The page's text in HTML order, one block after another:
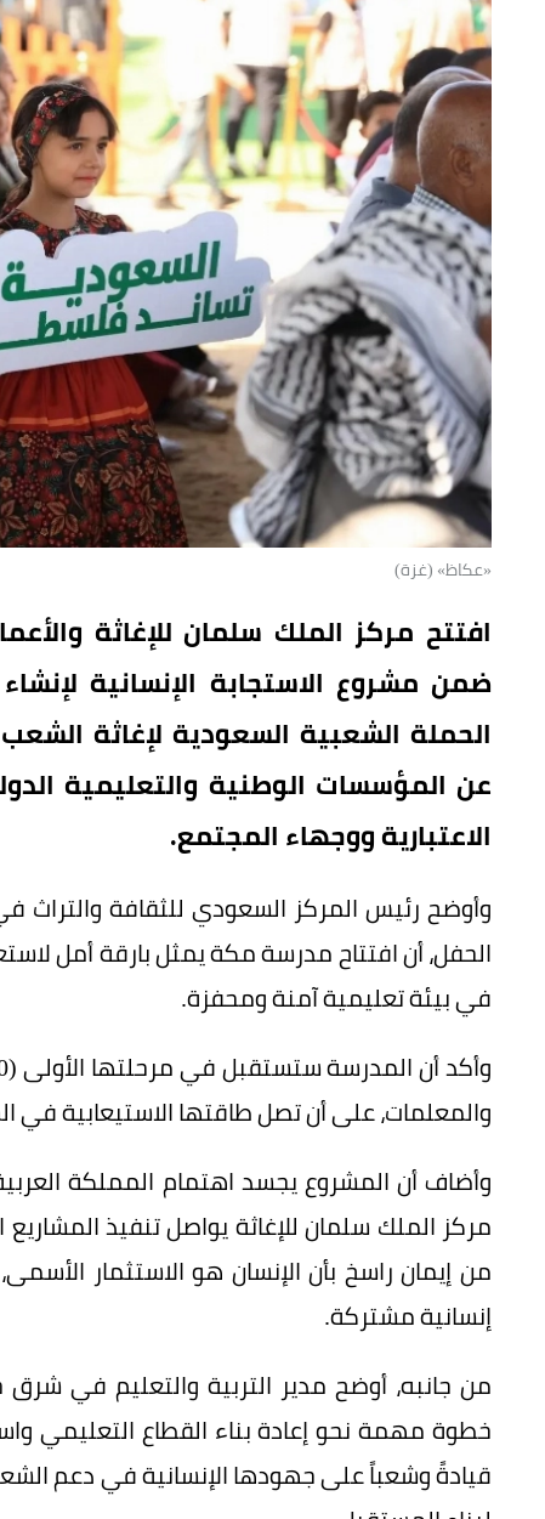
«عكاظ» (غزة)
افتتح مركز الملك سلمان للإغاثة
ضمن مشروع الاستجابة الإنسانية
الحملة الشعبية السعودية لإغاثة
عن المؤسسات الوطنية والتعليمية
الاعتبارية ووجهاء المجتمع.
وأوضح رئيس المركز السعودي للثقافة والتراث
الحفل، أن افتتاح مدرسة مكة يمثل بارقة أمل
في بيئة تعليمية آمنة ومحفزة.
والمعلمات، على أن تصل طاقتها الاستيعابية في المرحلة
وأضاف أن المشروع يجسد اهتمام المملكة
مركز الملك سلمان للإغاثة يواصل تنفيذ المشاريع
من إيمان راسخ بأن الإنسان هو الاستثمار
إنسانية مشتركة.
من جانبه، أوضح مدير التربية والتعليم في
خطوة مهمة نحو إعادة بناء القطاع التعليمي
قيادةً وشعباً على جهودها الإنسانية في دعم